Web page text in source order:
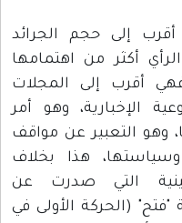
إلى حجم الجرائد
أكثر من اهتمامها
فهي أقرب إلى المجلات
الإخبارية، وهو أمر
وهو التعبير عن مواقف
هذا بخلاف
التي صدرت عن
(الحركة الأولى في